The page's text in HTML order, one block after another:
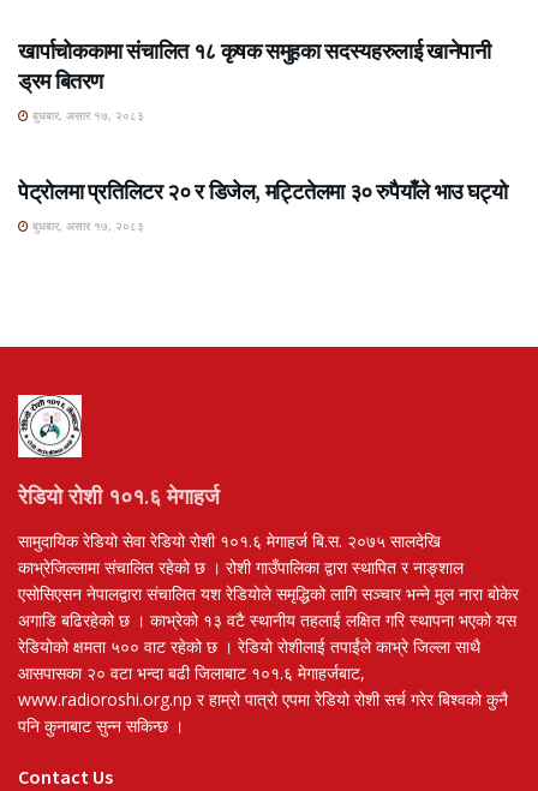
खार्पाचोककामा संचालित १८ कृषक समुहका सदस्यहरुलाई खानेपानी
ड्रम बितरण
बुधबार, असार १७, २०८३
पेट्रोलमा प्रतिलिटर २० र डिजेल, मट्टितेलमा ३० रुपैयाँले भाउ घट्यो
बुधबार, असार १७, २०८३
रेडियो रोशी १०१.६ मेगाहर्ज
सामुदायिक रेडियो सेवा रेडियो रोशी १०१.६ मेगाहर्ज बि.स. २०७५ सालदेखि
काभ्रेजिल्लामा संचालित रहेको छ । रोशी गाउँपालिका द्वारा स्थापित र नाङ्शाल
एसोसिएसन नेपालद्वारा संचालित यश रेडियोले समृद्धिको लागि सञ्चार भन्ने मुल नारा बोकेर
अगाडि बढिरहेको छ । काभ्रेको १३ वटै स्थानीय तहलाई लक्षित गरि स्थापना भएको यस
रेडियोको क्षमता ५०० वाट रहेको छ । रेडियो रोशीलाई तपाईंले काभ्रे जिल्ला साथै
आसपासका २० वटा भन्दा बढी जिलाबाट १०१.६ मेगाहर्जबाट,
www.radioroshi.org.np र हाम्रो पात्रो एपमा रेडियो रोशी सर्च गरेर बिश्वको कुनै
पनि कुनाबाट सुन्न सकिन्छ ।
Contact Us